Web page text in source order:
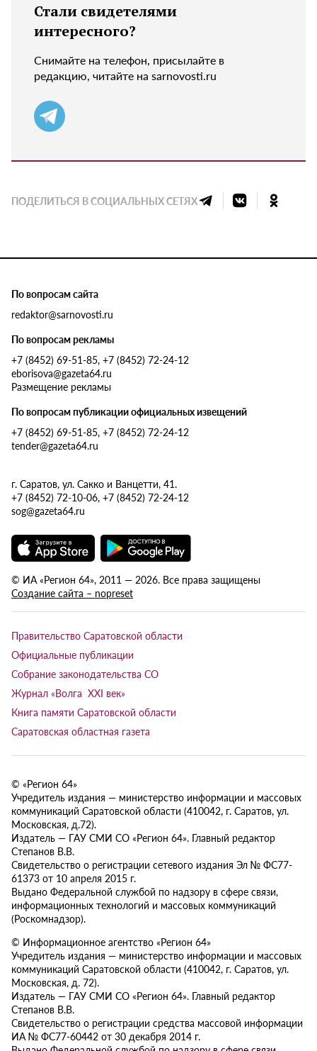
Стали свидетелями
интересного?
Снимайте на телефон, присылайте в
редакцию, читайте на sarnovosti.ru
ПОДЕЛИТЬСЯ В СОЦИАЛЬНЫХ СЕТЯХ
По вопросам сайта
redaktor@sarnovosti.ru
По вопросам рекламы
+7 (8452) 69-51-85, +7 (8452) 72-24-12
eborisova@gazeta64.ru
Размещение рекламы
По вопросам публикации официальных извещений
+7 (8452) 69-51-85, +7 (8452) 72-24-12
tender@gazeta64.ru
г. Саратов, ул. Сакко и Ванцетти, 41.
+7 (8452) 72-10-06, +7 (8452) 72-24-12
sog@gazeta64.ru
© ИА «Регион 64», 2011 — 2026. Все права защищены
Создание сайта – nopreset
Правительство Саратовской области
Официальные публикации
Собрание законодательства СО
Журнал «Волга XXI век»
Книга памяти Саратовской области
Саратовская областная газета
© «Регион 64»
Учредитель издания — министерство информации и массовых
коммуникаций Саратовской области (410042, г. Саратов, ул.
Московская, д.72).
Издатель — ГАУ СМИ СО «Регион 64». Главный редактор
Степанов В.В.
Свидетельство о регистрации сетевого издания Эл № ФС77-
61373 от 10 апреля 2015 г.
Выдано Федеральной службой по надзору в сфере связи,
информационных технологий и массовых коммуникаций
(Роскомнадзор).
© Информационное агентство «Регион 64»
Учредитель издания — министерство информации и массовых
коммуникаций Саратовской области (410042, г. Саратов, ул.
Московская, д. 72).
Издатель — ГАУ СМИ СО «Регион 64». Главный редактор
Степанов В.В.
Свидетельство о регистрации средства массовой информации
ИА № ФС77-60442 от 30 декабря 2014 г.